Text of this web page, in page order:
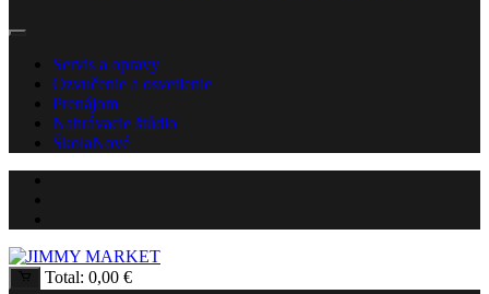
Servis a opravy
Ozvučenie a osvetlenie
Prenájom
Nahrávacie štúdio
ŠkolaNové
Total: 0,00 €